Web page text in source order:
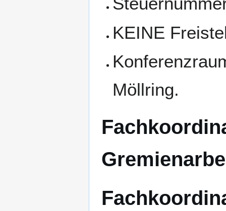
KEINE
Möllring.